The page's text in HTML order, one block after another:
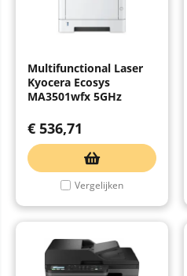
Multifunctional Laser
Kyocera Ecosys
MA3501wfx 5GHz
€ 536,71
Vergelijken